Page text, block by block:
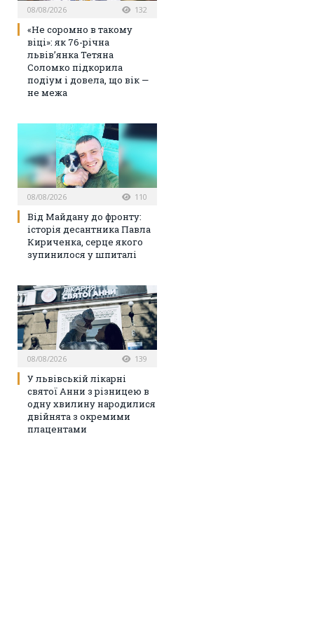
08/08/2026 132
«Не соромно в такому
віці»: як 76-річна
львів’янка Тетяна
Соломко підкорила
подіум і довела, що вік —
не межа
08/08/2026 110
Від Майдану до фронту:
історія десантника Павла
Кириченка, серце якого
зупинилося у шпиталі
08/08/2026 139
У львівській лікарні
святої Анни з різницею в
одну хвилину народилися
двійнята з окремими
плацентами